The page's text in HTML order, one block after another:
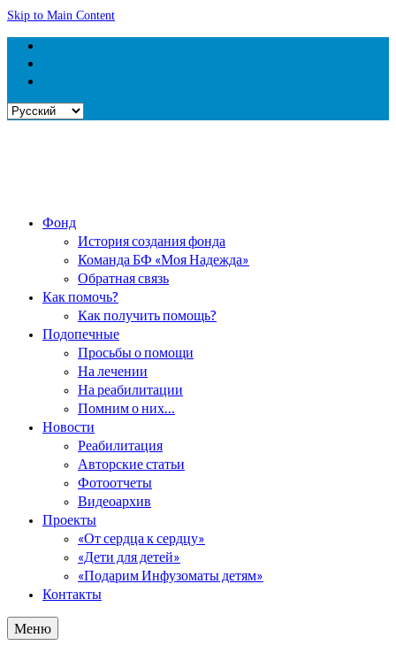
Skip to Main Content
Выбрать
Фонд
История создания фонда
Команда БФ «Моя Надежда»
Обратная связь
Как помочь?
Как получить помощь?
Подопечные
Просьбы о помощи
На лечении
На реабилитации
Помним о них…
Новости
Реабилитация
Авторские статьи
Фотоотчеты
Видеоархив
Проекты
«От сердца к сердцу»
«Дети для детей»
«Подарим Инфузоматы детям»
Контакты
Меню